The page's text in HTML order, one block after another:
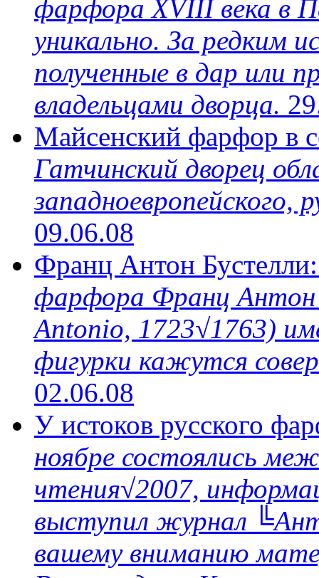
фарфора XVIII века в
уникально. За редким
полученные в дар или
владельцами дворца.
Майсенский фарфор в
Гатчинский дворец
западноевропейского,
09.06.08
Франц Антон
фарфора Франц Антон
Antonio, 1723√1763)
фигурки кажутся
02.06.08
У истоков русского
ноябре состоялись
чтения√2007,
выступил журнал
вашему вниманию